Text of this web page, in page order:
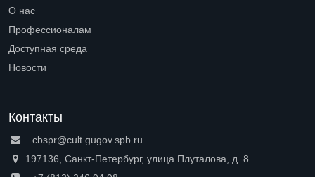
О нас
Профессионалам
Доступная среда
Новости
Контакты
cbspr@cult.gugov.spb.ru
197136, Санкт-Петербург, улица Плуталова, д. 8